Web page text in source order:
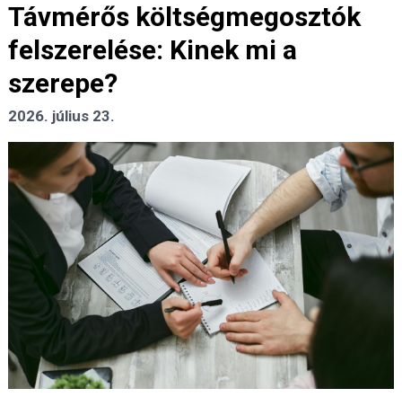
Távmérős költségmegosztók
felszerelése: Kinek mi a
szerepe?
2026. július 23.